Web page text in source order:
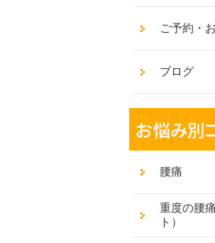
ご予約・
ブログ
腰痛
重度の腰
ト）